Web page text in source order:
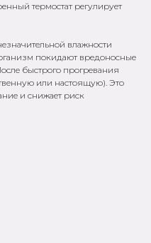
термостат регулирует
влажности
покидают вредоносные
быстрого прогревания
или настоящую). Это
и снижает риск